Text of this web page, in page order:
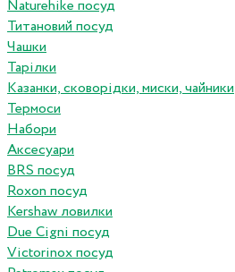
Naturehike посуд
Титановий посуд
Чашки
Тарілки
Казанки, сковорідки, миски, чайники
Термоси
Набори
Аксесуари
BRS посуд
Roxon посуд
Kershaw ловилки
Due Cigni посуд
Victorinox посуд